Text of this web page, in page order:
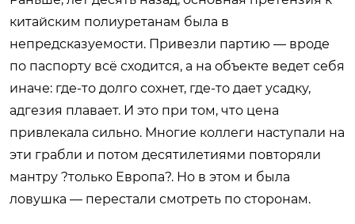
китайским полиуретанам была в
непредсказуемости. Привезли партию — вроде
по паспорту всё сходится, а на объекте ведет себя
иначе: где-то долго сохнет, где-то дает усадку,
адгезия плавает. И это при том, что цена
привлекала сильно. Многие коллеги наступали на
эти грабли и потом десятилетиями повторяли
мантру ?только Европа?. Но в этом и была
ловушка — перестали смотреть по сторонам.